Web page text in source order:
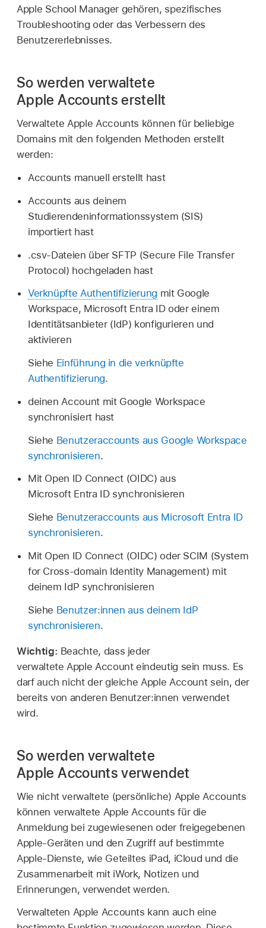
Apple School Manager gehören, spezifisches
Troubleshooting oder das Verbessern des
Benutzererlebnisses.
So werden verwaltete
Apple Accounts erstellt
Verwaltete Apple Accounts können für beliebige
Domains mit den folgenden Methoden erstellt
werden:
Accounts manuell erstellt hast
Accounts aus deinem
Studierendeninformationssystem (SIS)
importiert hast
.csv-Dateien über SFTP (Secure File Transfer
Protocol) hochgeladen hast
Verknüpfte Authentifizierung mit Google
Workspace, Microsoft Entra ID oder einem
Identitätsanbieter (IdP) konfigurieren und
aktivieren
Siehe Einführung in die verknüpfte
Authentifizierung.
deinen Account mit Google Workspace
synchronisiert hast
Siehe Benutzeraccounts aus Google Workspace
synchronisieren.
Mit Open ID Connect (OIDC) aus
Microsoft Entra ID synchronisieren
Siehe Benutzeraccounts aus Microsoft Entra ID
synchronisieren.
Mit Open ID Connect (OIDC) oder SCIM (System
for Cross-domain Identity Management) mit
deinem IdP synchronisieren
Siehe Benutzer:innen aus deinem IdP
synchronisieren.
Wichtig: Beachte, dass jeder
verwaltete Apple Accounteindeutig sein muss. Es
darf auch nicht der gleiche Apple Accountsein, der
bereits von anderen Benutzer:innen verwendet
wird.
So werden verwaltete
Apple Accounts verwendet
Wie nicht verwaltete (persönliche) Apple Accounts
können verwaltete Apple Accounts für die
Anmeldung bei zugewiesenen oder freigegebenen
Apple-Geräten und den Zugriff auf bestimmte
Apple-Dienste, wie Geteiltes iPad, iCloud und die
Zusammenarbeit mit iWork, Notizen und
Erinnerungen, verwendet werden.
Verwalteten Apple Accounts kann auch eine